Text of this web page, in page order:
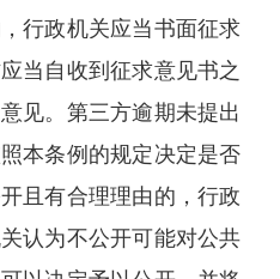
行政机关应当书面征求
当自收到征求意见书之
见。第三方逾期未提出
本条例的规定决定是否
且有合理理由的，行政
认为不公开可能对公共